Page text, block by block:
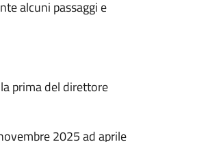
alcuni passaggi e
prima del direttore
2025 ad aprile